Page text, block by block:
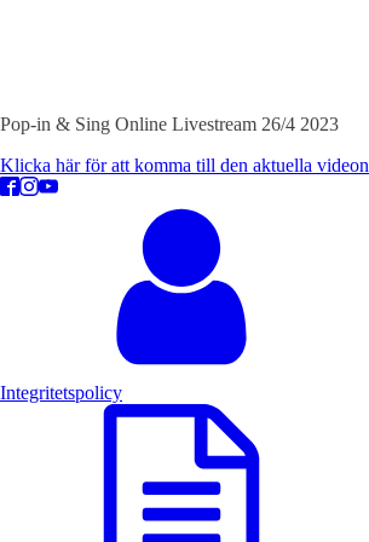
Pop-in & Sing Online Livestream 26/4 2023
Klicka här för att komma till den aktuella videon
Integritetspolicy